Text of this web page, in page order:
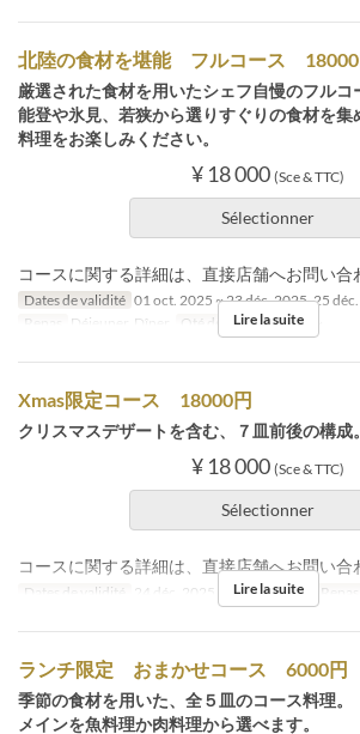
北陸の食材を堪能 フルコース 18000
厳選された食材を用いたシェフ自慢のフルコ
能登や氷見、若狭から選りすぐりの食材を集
料理をお楽しみください。
¥ 18 000 (Sce & TTC)
Sélectionner
コースに関する詳細は、直接店舗へお問い合
Dates de validité 01 oct. 2025 ~ 23 déc. 2025, 25
Repas
Déjeuner, Dîner Qté de commande 2 ~
Lire la suite
Xmas限定コース 18000円
クリスマスデザートを含む、７皿前後の構成
¥ 18 000 (Sce & TTC)
Sélectionner
コースに関する詳細は、直接店舗へお問い合
Dates de validité 24 déc. 2025 ~ 25 déc. 2025 Repas
Lire la suite
ランチ限定 おまかせコース 6000円
季節の食材を用いた、全５皿のコース料理。
メインを魚料理か肉料理から選べます。